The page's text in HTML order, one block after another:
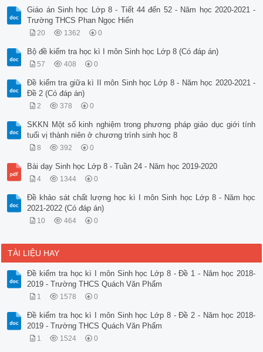
Giáo án Sinh học Lớp 8 - Tiết 44 đến 52 - Năm học 2020-2021 -
Trường THCS Phan Ngọc Hiển
20 1362 0
Bộ đề kiểm tra học kì I môn Sinh học Lớp 8 (Có đáp án)
57 408 0
Đề kiểm tra giữa kì II môn Sinh học Lớp 8 - Năm học 2020-2021 -
Đề 2 (Có đáp án)
2 378 0
SKKN Một số kinh nghiệm trong phương pháp giáo dục giới tính
tuổi vị thành niên ở chương trình sinh học 8
8 392 0
Bài dạy Sinh học Lớp 8 - Tuần 24 - Năm học 2019-2020
4 1344 0
Đề khảo sát chất lượng học kì I môn Sinh học Lớp 8 - Năm học
2021-2022 (Có đáp án)
10 464 0
TÀI LIỆU HAY
Đề kiểm tra học kì I môn Sinh học Lớp 8 - Đề 1 - Năm học 2018-
2019 - Trường THCS Quách Văn Phẩm
1 1578 0
Đề kiểm tra học kì I môn Sinh học Lớp 8 - Đề 2 - Năm học 2018-
2019 - Trường THCS Quách Văn Phẩm
1 1524 0